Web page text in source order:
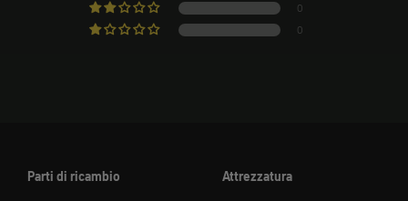
0
0
Parti di ricambio
Attrezzatura